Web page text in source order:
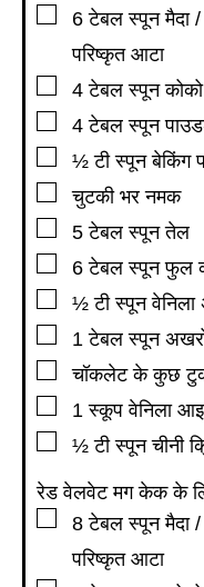
▢
6 टेबल स्पून मैदा
परिष्कृत आटा
▢
4 टेबल स्पून
▢
4 टेबल स्पून
▢
½ टी स्पून बेकिंग
▢
चुटकी भर नमक
▢
5 टेबल स्पून तेल
▢
6 टेबल स्पून फुल
▢
½ टी स्पून वेनिला
▢
1 टेबल स्पून
▢
चॉकलेट के कुछ
▢
1 स्कूप वेनिला
▢
½ टी स्पून चीनी
रेड वेलवेट मग केक के
▢
8 टेबल स्पून मैदा
परिष्कृत आटा